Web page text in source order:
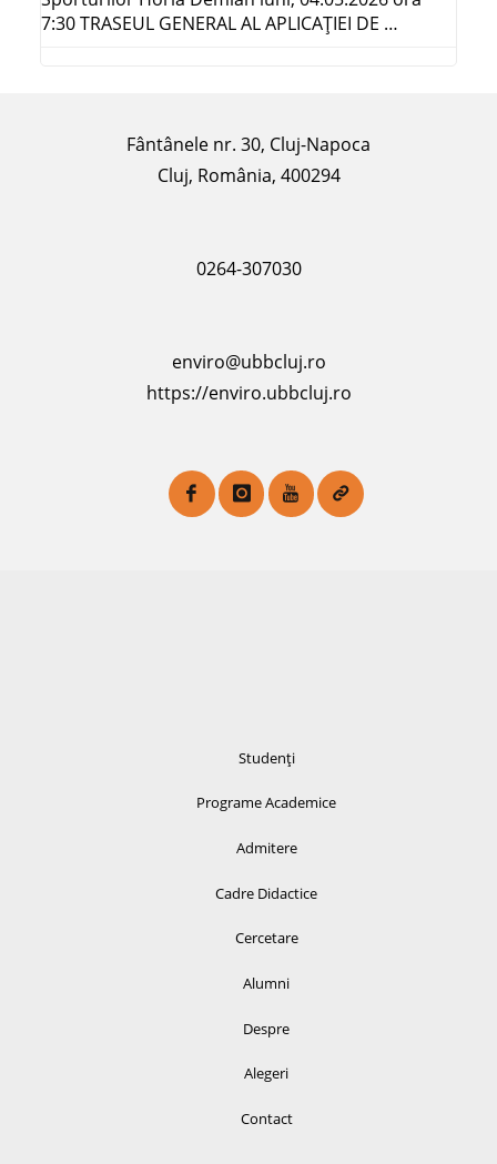
7:30 TRASEUL GENERAL AL APLICAŢIEI DE …
Fântânele nr. 30, Cluj-Napoca
Cluj, România, 400294
0264-307030
enviro@ubbcluj.ro
https://enviro.ubbcluj.ro
Studenți
Programe Academice
Admitere
Cadre Didactice
Cercetare
Alumni
Despre
Alegeri
Contact